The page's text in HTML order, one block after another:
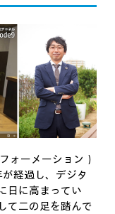
ォーメーション）
経過し、デジタ
日に高まってい
て二の足を踏んで